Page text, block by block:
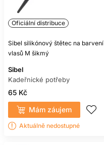
Oficiální distribuce
Sibel silikónový štětec na barvení
vlasů M šikmý
Sibel
Kadeřnické potřeby
65 Kč
Mám záujem
Aktuálně nedostupné